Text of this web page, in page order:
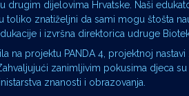
drugim dijelovima Hrvatske. Naši
toliko znatiželjni da sami mogu štošta
i izvršna direktorica udruge
na projektu PANDA 4, projektnoj
zanimljivim pokusima djeca
znanosti i obrazovanja.